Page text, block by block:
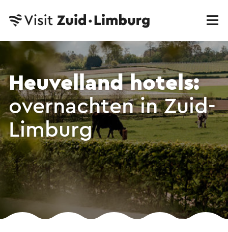
Heuvelland hotels:
overnachten in Zuid-
Limburg